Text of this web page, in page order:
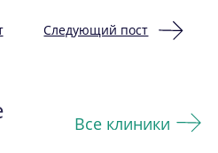
Следующий пост
Все клиники